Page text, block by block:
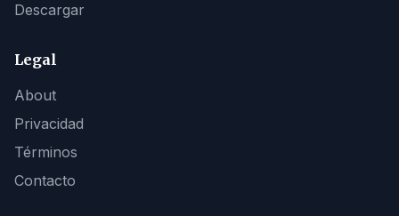
Descargar
Legal
About
Privacidad
Términos
Contacto